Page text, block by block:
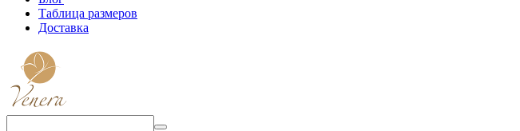
Таблица размеров
Доставка